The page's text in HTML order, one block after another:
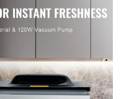
de différentes occasions.